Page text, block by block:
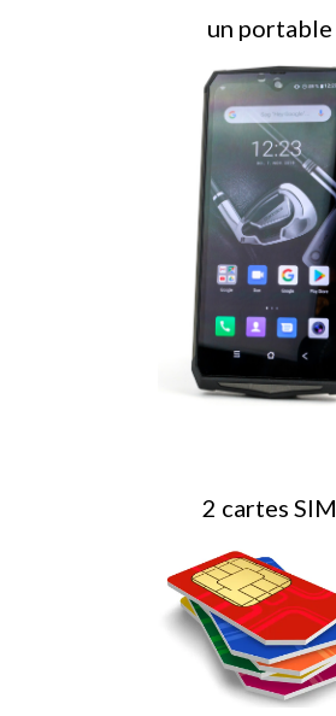
un portable
2 cartes SIM